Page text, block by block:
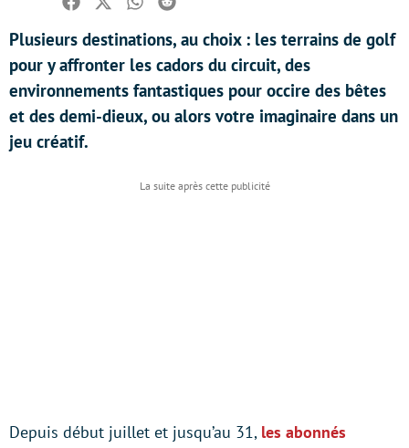
Facebook
TwitterWhatsapp
Reddit
Plusieurs destinations, au choix : les terrains de golf
pour y affronter les cadors du circuit, des
environnements fantastiques pour occire des bêtes
et des demi-dieux, ou alors votre imaginaire dans un
jeu créatif.
Depuis début juillet et jusqu’au 31, les abonnés